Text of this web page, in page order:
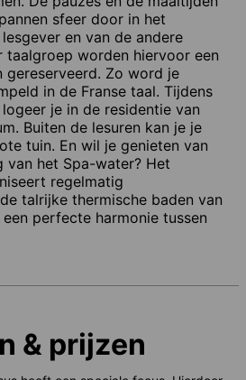
sfeer door in het
en van de andere
taalgroep worden hiervoor een
gereserveerd. Zo word je
in de Franse taal. Tijdens
je in de residentie van
Buiten de lesuren kan je je
tuin. En wil je genieten van
van het Spa-water? Het
regelmatig
talrijke thermische baden van
perfecte harmonie tussen
& prijzen